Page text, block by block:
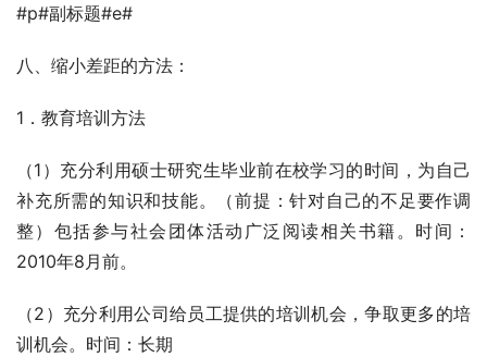
#p#副标题#e#
八、缩小差距的方法：
1．教育培训方法
（1）充分利用硕士研究生毕业前在校学习的时间，为自己
补充所需的知识和技能。（前提：针对自己的不足要作调
整）包括参与社会团体活动广泛阅读相关书籍。时间：
2010年8月前。
（2）充分利用公司给员工提供的培训机会，争取更多的培
训机会。时间：长期